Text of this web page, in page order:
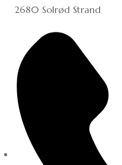
2680 Solrød Strand